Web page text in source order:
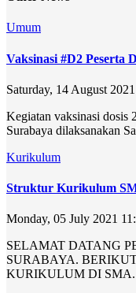
Umum
Vaksinasi #D2 Peserta
Saturday, 14 August
Kegiatan vaksinasi dosis
Surabaya dilaksanakan
Kurikulum
Struktur Kurikulum
Monday, 05 July 2021
SELAMAT DATANG
SURABAYA.
KURIKULUM DI